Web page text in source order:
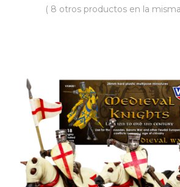
( 8 otros productos en la